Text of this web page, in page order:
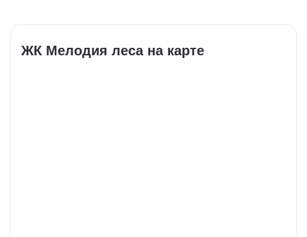
ЖК Мелодия леса на карте